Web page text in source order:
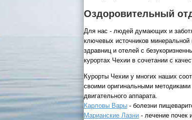
Оздоровительный
Для нас - людей думающих и
ключевых источников минеральной
здравниц и отелей с
курортах Чехии в сочетании с
Курорты Чехии у многих наших
своими оригинальными
двигательного аппарата.
Карловы Вары - болезни
Марианские Лазни - лечение почек